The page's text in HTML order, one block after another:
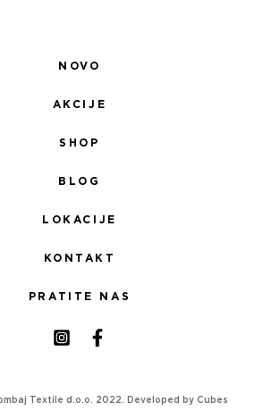
NOVO
AKCIJE
SHOP
BLOG
LOKACIJE
KONTAKT
PRATITE NAS
Textile d.o.o. 2022. Developed by Cubes